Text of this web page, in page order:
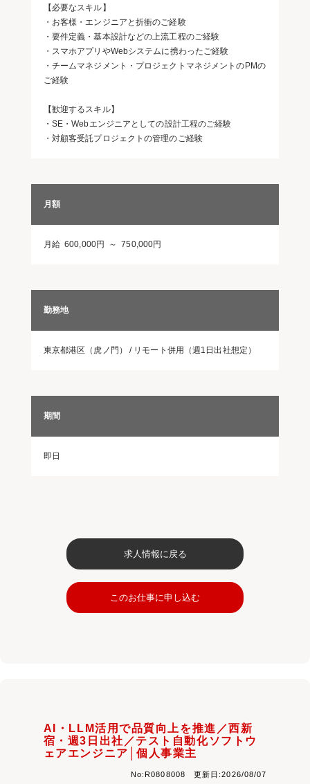
【必要なスキル】
・お客様・エンジニアと折衝のご経験
・要件定義・基本設計などの上流工程のご経験
・スマホアプリやWebシステムに携わったご経験
・チームマネジメント・プロジェクトマネジメントのPMの
ご経験
【歓迎するスキル】
・SE・Webエンジニアとしての設計工程のご経験
・対顧客受託プロジェクトの管理のご経験
月額
月給 600,000円 ～ 750,000円
勤務地
東京都港区（虎ノ門） / リモート併用（週1日出社想定）
期間
即日
求人情報に戻る
このお仕事に申し込む
AI・LLM活用で品質向上を推進／西新
宿・週3日出社／テスト自動化ソフトウ
ェアエンジニア│個人事業主
No:R0808008 更新日:2026/08/07